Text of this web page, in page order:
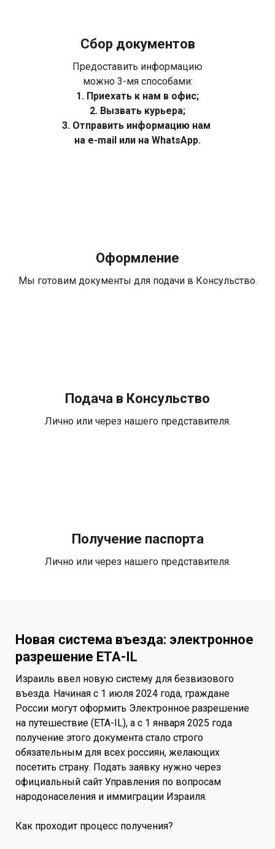
Сбор документов
Предоставить информацию
можно 3-мя способами:
1. Приехать к нам в офис;
2. Вызвать курьера;
3. Отправить информацию нам
на e-mail или на WhatsApp.
Оформление
Мы готовим документы для подачи в Консульство.
Подача в Консульство
Лично или через нашего представителя.
Получение паспорта
Лично или через нашего представителя.
Новая система въезда: электронное
разрешение ETA-IL
Израиль ввел новую систему для безвизового
въезда. Начиная с 1 июля 2024 года, граждане
России могут оформить Электронное разрешение
на путешествие (ETA-IL), а с 1 января 2025 года
получение этого документа стало строго
обязательным для всех россиян, желающих
посетить страну. Подать заявку нужно через
официальный сайт Управления по вопросам
народонаселения и иммиграции Израиля.
Как проходит процесс получения?